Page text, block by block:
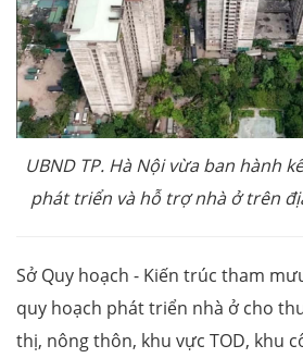
UBND TP. Hà Nội vừa ban hành
phát triển và hỗ trợ nhà ở trên
Sở Quy hoạch - Kiến trúc tham
quy hoạch phát triển nhà ở cho
thị, nông thôn, khu vực TOD, khu